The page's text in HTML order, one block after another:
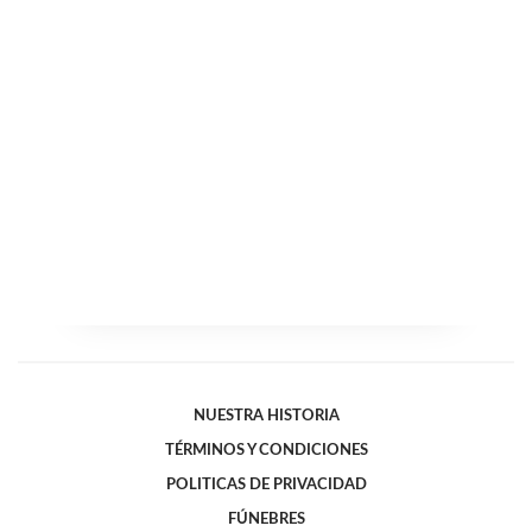
NUESTRA HISTORIA
TÉRMINOS Y CONDICIONES
POLITICAS DE PRIVACIDAD
FÚNEBRES